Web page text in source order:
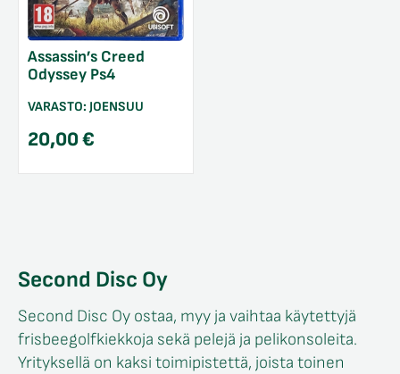
Assassin’s Creed
Odyssey Ps4
VARASTO: JOENSUU
20,00€
Second Disc Oy
Second Disc Oy ostaa, myy ja vaihtaa käytettyjä
frisbeegolfkiekkoja sekä pelejä ja pelikonsoleita.
Yrityksellä on kaksi toimipistettä, joista toinen